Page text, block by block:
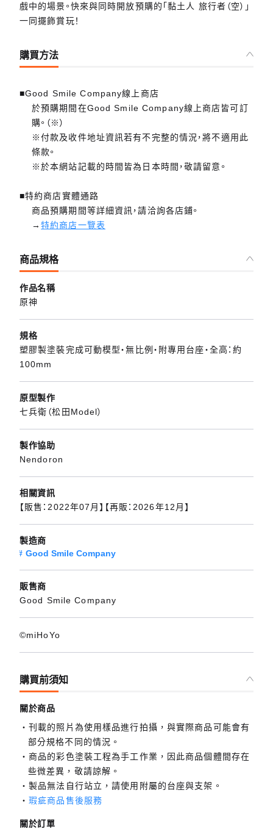
戲中的場景。快來與同時開放預購的「黏土人 旅行者（空）」
一同擺飾賞玩！
購買方法
■Good Smile Company線上商店
於預購期間在Good Smile Company線上商店皆可訂
購。（※）
※付款及收件地址資訊若有不完整的情況，將不適用此
條款。
※於本網站記載的時間皆為日本時間，敬請留意。
■特約商店實體通路
商品預購期間等詳細資訊，請洽詢各店鋪。
→特約商店一覽表
商品規格
作品名稱
原神
規格
塑膠製塗裝完成可動模型・無比例・附專用台座・全高：約
100mm
原型製作
七兵衛（松田Model）
製作協助
Nendoron
相關資訊
【販售：2022年07月】【再販：2026年12月】
製造商
Good Smile Company
販售商
Good Smile Company
©miHoYo
購買前須知
關於商品
刊載的照片為使用樣品進行拍攝，與實際商品可能會有
部分規格不同的情況。
商品的彩色塗裝工程為手工作業，因此商品個體間存在
些微差異，敬請諒解。
製品無法自行站立，請使用附屬的台座與支架。
瑕疵商品售後服務
關於訂單